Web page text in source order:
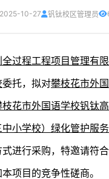
10-27 钒钛校区管理员
全过程工程项目管理有
委托，拟对攀枝花市外
花市外国语学校钒钛
小学校）绿化管护服
式进行采购，特邀请符
项目的竞争性磋商。